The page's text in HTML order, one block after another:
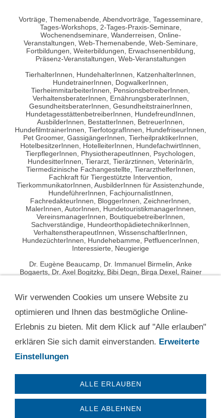
Vorträge, Themenabende, Abendvorträge, Tagesseminare,
Tages-Workshops, 2-Tages-Praxis-Seminare,
Wochenendseminare, Wanderreisen, Online-
Veranstaltungen, Web-Themenabende, Web-Seminare,
Fortbildungen, Weiterbildungen, Erwachsenenbildung,
Präsenz-Veranstaltungen, Web-Veranstaltungen
TierhalterInnen, HundehalterInnen, KatzenhalterInnen,
HundetrainerInnen, DogwalkerInnen,
TierheimmitarbeiterInnen, PensionsbetreiberInnen,
VerhaltensberaterInnen, ErnährungsberaterInnen,
GesundheitsberaterInnen, GesundheitstrainerInnen,
HundetagesstättenbetreiberInnen, HundefreundInnen,
AusbilderInnen, BestatterInnen, BetreuerInnen,
HundefilmtrainerInnen, TierfotografInnen, HundefriseurInnen,
Pet Groomer, GassigängerInnen, TierheilpraktikerInnen,
HotelbesitzerInnen, HotelleiterInnen, HundefachwirtInnen,
TierpflegerInnen, PhysiotherapeutInnen, Psychologen,
HundesitterInnen, Tierarzt, Tierärztinnen, VeterinärIn,
Tiermedizinische Fachangestellte, TierarzthelferInnen,
Fachkraft für Tiergestützte Intervention,
TierkommunikatorInnen, AusbilderInnen für Assistenzhunde,
HundeführerInnen, FachjournalistInnen,
FachredakteurInnen, BloggerInnen, ZeichnerInnen,
MalerInnen, AutorInnen, HundetouristikmanagerInnen,
VereinsmanagerInnen, BoutiquebetreiberInnen,
Sachverständige, HundeorthopädietechnikerInnen,
VerhaltenstherapeutInnen, WissenschaftlerInnen,
HundezüchterInnen, Hundehebamme, PetfluencerInnen,
Interessierte, Neugierige
Dr. Eugène Beaucamp, Dr. Immanuel Birmelin, Anke
Bogaerts, Dr. Axel Bogitzky, Bibi Degn, Birga Dexel, Rainer
Professor Dr. Martin S. Fischer, Ellen Friedrich, Michael
Hartmann, Bianka Kerres, Ines Kivelitz, Dr. Nadine Klein, Dr.
Charlotte Kolodzey, Eva-Maria Krämer, Verena Kretzer, Petra
Kriegel, Gerd Leder, Perdita Lübbe-Scheuermann, Dr.
Nitzschner, Mo Peichl, Ina Pfeifle, Dr. Carlo Pingen, Lisa
Andreas Stünkel, Dr. Dominique M. Tordy, Nadine Wolf, Dr.
+49 (0) 2237-5620235
Präsenz in D-50169 Kerpen und Umgebung & Online
Wir verwenden Cookies um unsere Website zu
optimieren und Ihnen das bestmögliche Online-
Erlebnis zu bieten. Mit dem Klick auf "Alle erlauben"
erklären Sie sich damit einverstanden. Erweiterte
Einstellungen
ALLE ERLAUBEN
ALLE ABLEHNEN